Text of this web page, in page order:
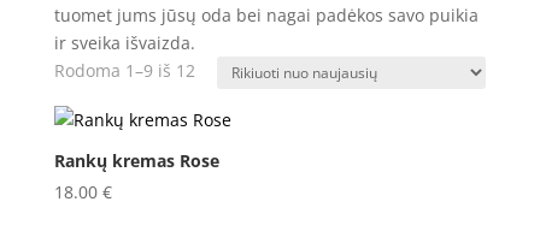
tuomet jums jūsų oda bei nagai padėkos savo puikia
ir sveika išvaizda.
Rodoma 1–9 iš 12Rūšiuojama
naujausią
Rankų kremas Rose
18.00 €